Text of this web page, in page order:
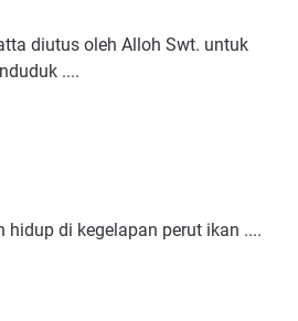
diutus oleh Alloh Swt. untuk
....
hidup di kegelapan perut ikan ....